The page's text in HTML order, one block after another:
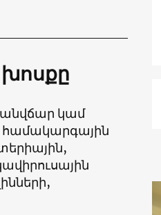
խոսքը
անվճար կամ
համակարգային